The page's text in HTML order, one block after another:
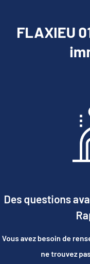
FLAXIEU
Des questions
Vous avez besoin de
ne trouvez